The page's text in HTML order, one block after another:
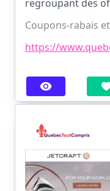
regroupant des
Coupons-rabais
https://